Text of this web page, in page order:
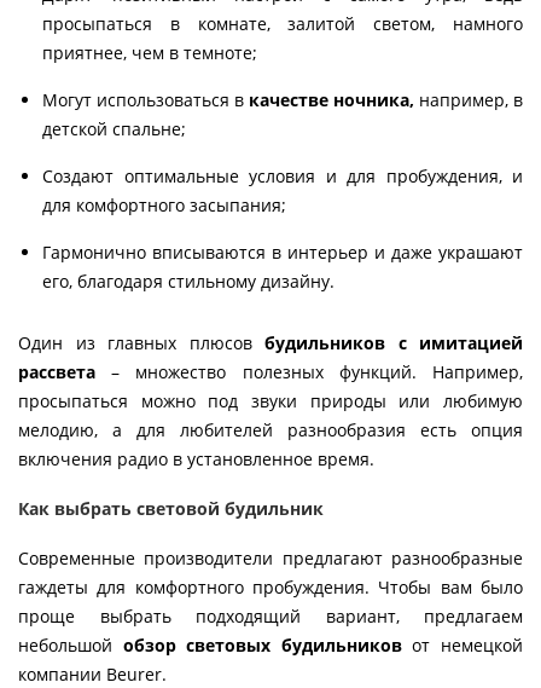
просыпаться в комнате, залитой светом, намного
приятнее, чем в темноте;
Могут использоваться в качестве ночника, например, в
детской спальне;
Создают оптимальные условия и для пробуждения, и
для комфортного засыпания;
Гармонично вписываются в интерьер и даже украшают
его, благодаря стильному дизайну.
Один из главных плюсов будильников с имитацией
рассвета – множество полезных функций. Например,
просыпаться можно под звуки природы или любимую
мелодию, а для любителей разнообразия есть опция
включения радио в установленное время.
Как выбрать световой будильник
Современные производители предлагают разнообразные
гаждеты для комфортного пробуждения. Чтобы вам было
проще выбрать подходящий вариант, предлагаем
небольшой обзор световых будильниковот немецкой
компании Beurer.